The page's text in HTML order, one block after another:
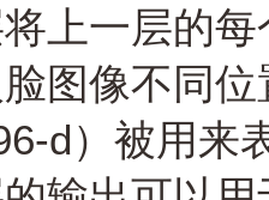
上一层的
图像不同
d）被用来